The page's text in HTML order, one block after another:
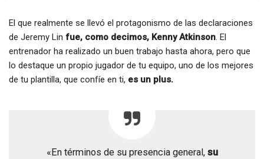
El que realmente se llevó el protagonismo de las declaraciones
de Jeremy Lin fue, como decimos, Kenny Atkinson. El
entrenador ha realizado un buen trabajo hasta ahora, pero que
lo destaque un propio jugador de tu equipo, uno de los mejores
de tu plantilla, que confíe en ti, es un plus.
«En términos de su presencia general, su